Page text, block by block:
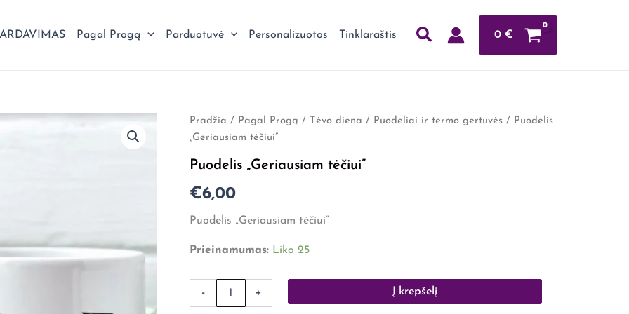
Pagal Progą Parduotuvė Personalizuotos Tinklaraštis 0 €
Pradžia / Pagal Progą / Tėvo diena / Puodeliai ir termo gertuvės/ Puodelis
„Geriausiam tėčiui”
Puodelis „Geriausiam tėčiui”
€6,00
Puodelis „Geriausiam tėčiui”
Prieinamumas: Liko 25
-
produkto
kiekis:
"Geriausiam
+ Į krepšelį